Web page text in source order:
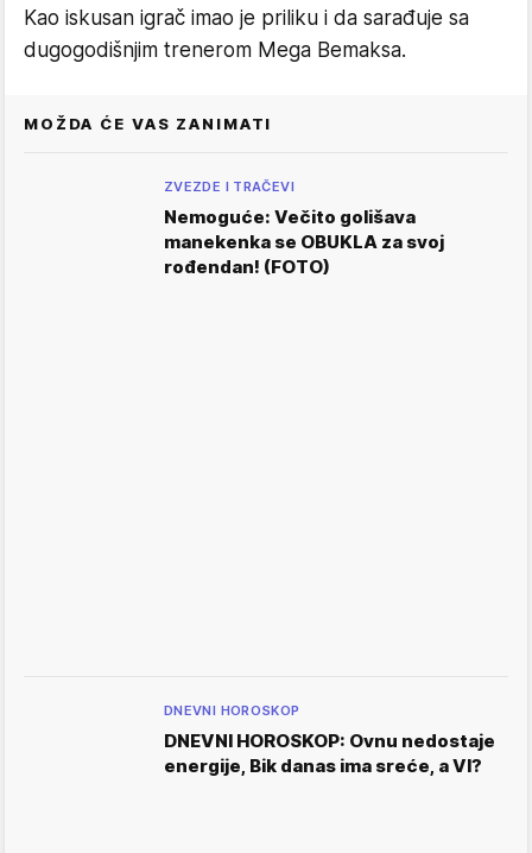
Kao iskusan igrač imao je priliku i da sarađuje sa
dugogodišnjim trenerom Mega Bemaksa.
MOŽDA ĆE VAS ZANIMATI
ZVEZDE I TRAČEVI
Nemoguće: Večito golišava
manekenka se OBUKLA za svoj
rođendan! (FOTO)
DNEVNI HOROSKOP
DNEVNI HOROSKOP: Ovnu nedostaje
energije, Bik danas ima sreće, a VI?